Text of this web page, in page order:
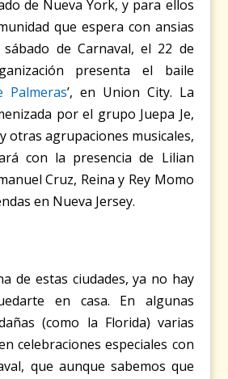
de Nueva York, y para ellos
que espera con ansias
sábado de Carnaval, el 22 de
presenta el baile
Palmeras’, en Union City. La
por el grupo Juepa Je,
otras agrupaciones musicales,
con la presencia de Lilian
Cruz, Reina y Rey Momo
en Nueva Jersey.
de estas ciudades, ya no hay
en casa. En algunas
(como la Florida) varias
celebraciones especiales con
que aunque sabemos que